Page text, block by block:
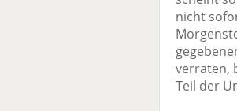
nicht
verraten,
Teil der